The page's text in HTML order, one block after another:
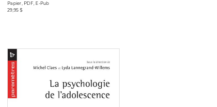
Papier, PDF, E-Pub
29,95 $